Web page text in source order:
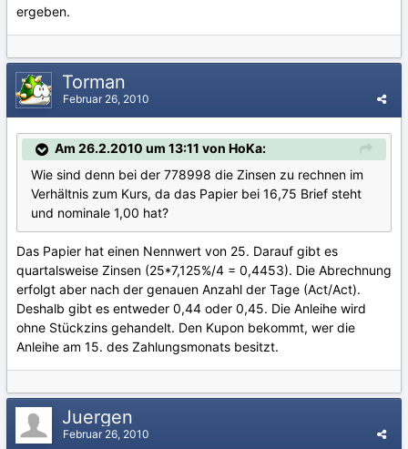
ergeben.
Torman
Februar 26, 2010
Am 26.2.2010 um 13:11 von HoKa:
Wie sind denn bei der 778998 die Zinsen zu rechnen im
Verhältnis zum Kurs, da das Papier bei 16,75 Brief steht
und nominale 1,00 hat?
Das Papier hat einen Nennwert von 25. Darauf gibt es
quartalsweise Zinsen (25*7,125%/4 = 0,4453). Die Abrechnung
erfolgt aber nach der genauen Anzahl der Tage (Act/Act).
Deshalb gibt es entweder 0,44 oder 0,45. Die Anleihe wird
ohne Stückzins gehandelt. Den Kupon bekommt, wer die
Anleihe am 15. des Zahlungsmonats besitzt.
Juergen
Februar 26, 2010